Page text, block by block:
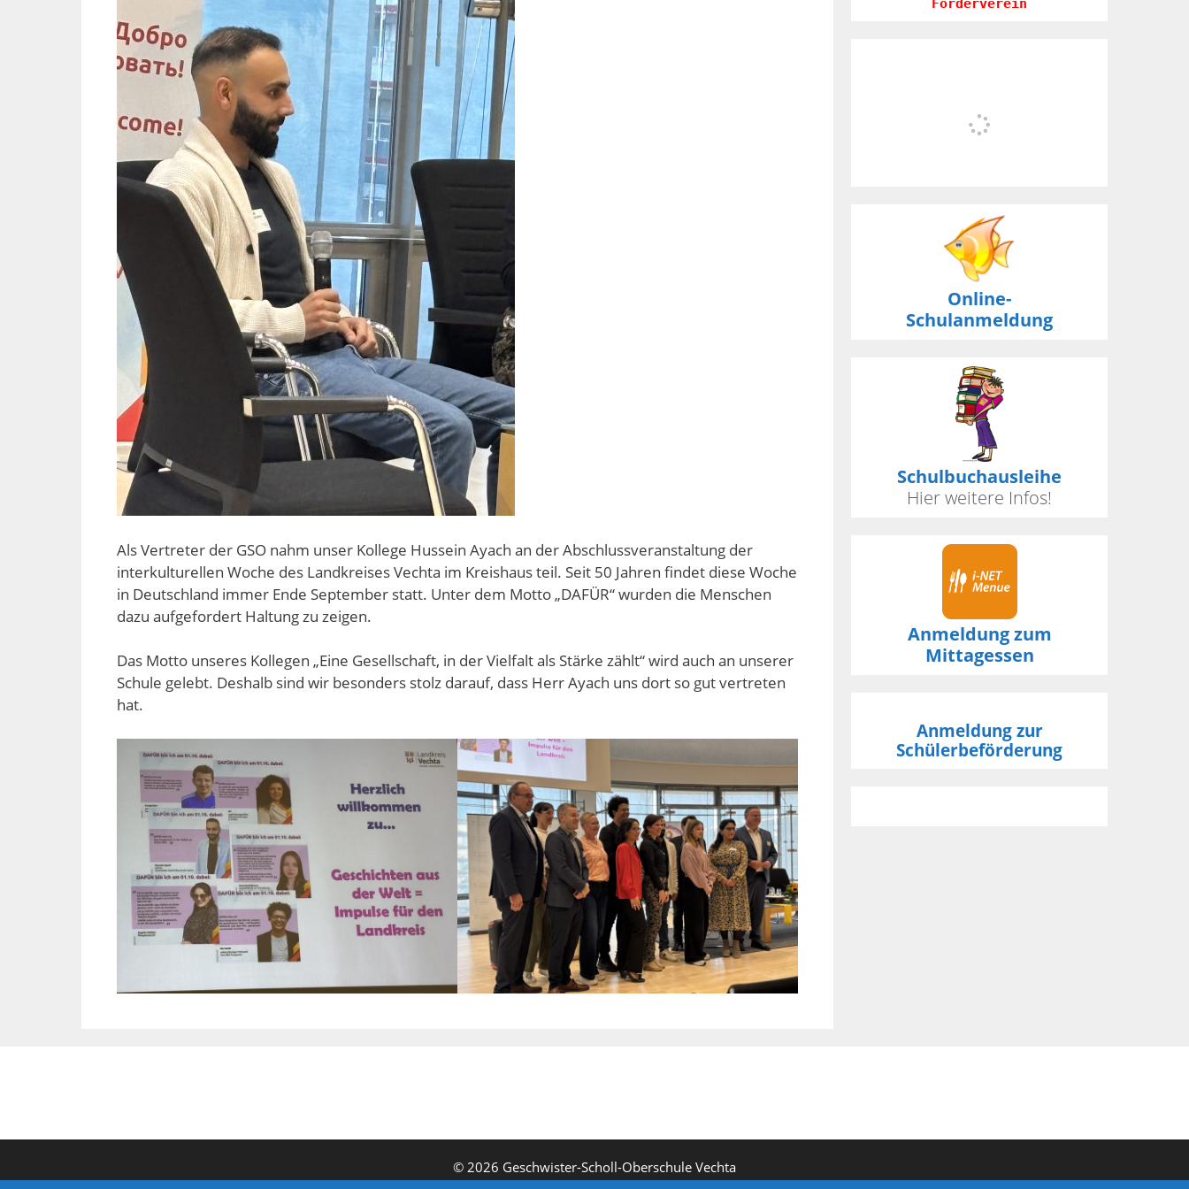
Als Vertreter der GSO nahm unser Kollege Hussein Ayach an der Abschlussveranstaltung der
interkulturellen Woche des Landkreises Vechta im Kreishaus teil. Seit 50 Jahren findet diese Woche
in Deutschland immer Ende September statt. Unter dem Motto „DAFÜR“ wurden die Menschen
dazu aufgefordert Haltung zu zeigen.
Das Motto unseres Kollegen „Eine Gesellschaft, in der Vielfalt als Stärke zählt“ wird auch an unserer
Schule gelebt. Deshalb sind wir besonders stolz darauf, dass Herr Ayach uns dort so gut vertreten
hat.
Förderverein
Online-
Schulanmeldung
Schulbuchausleihe
Hier weitere Infos!
Anmeldung zum
Mittagessen
Anmeldung zur
Schülerbeförderung
© 2026 Geschwister-Scholl-Oberschule Vechta